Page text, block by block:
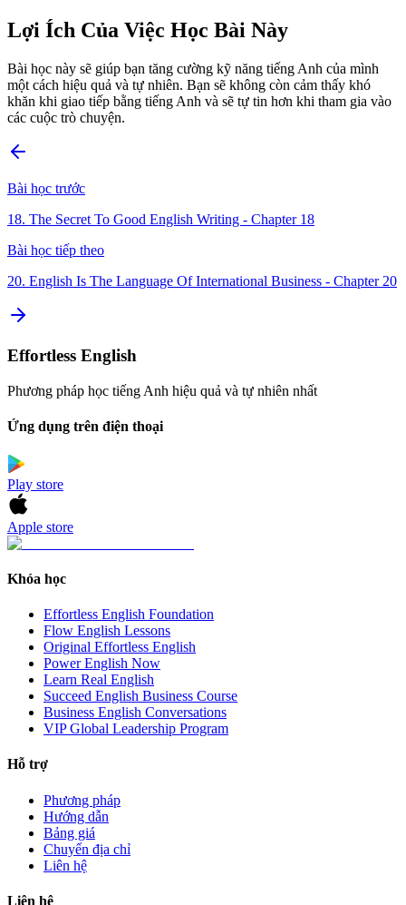
Lợi Ích Của Việc Học Bài Này
Bài học này sẽ giúp bạn tăng cường kỹ năng tiếng Anh của mình
một cách hiệu quả và tự nhiên. Bạn sẽ không còn cảm thấy khó
khăn khi giao tiếp bằng tiếng Anh và sẽ tự tin hơn khi tham gia vào
các cuộc trò chuyện.
Bài học trước
18. The Secret To Good English Writing - Chapter 18
Bài học tiếp theo
20. English Is The Language Of International Business - Chapter 20
Effortless English
Phương pháp học tiếng Anh hiệu quả và tự nhiên nhất
Ứng dụng trên điện thoại
Play store
Apple store
Khóa học
Effortless English Foundation
Flow English Lessons
Original Effortless English
Power English Now
Learn Real English
Succeed English Business Course
Business English Conversations
VIP Global Leadership Program
Hỗ trợ
Phương pháp
Hướng dẫn
Bảng giá
Chuyển địa chỉ
Liên hệ
Liên hệ